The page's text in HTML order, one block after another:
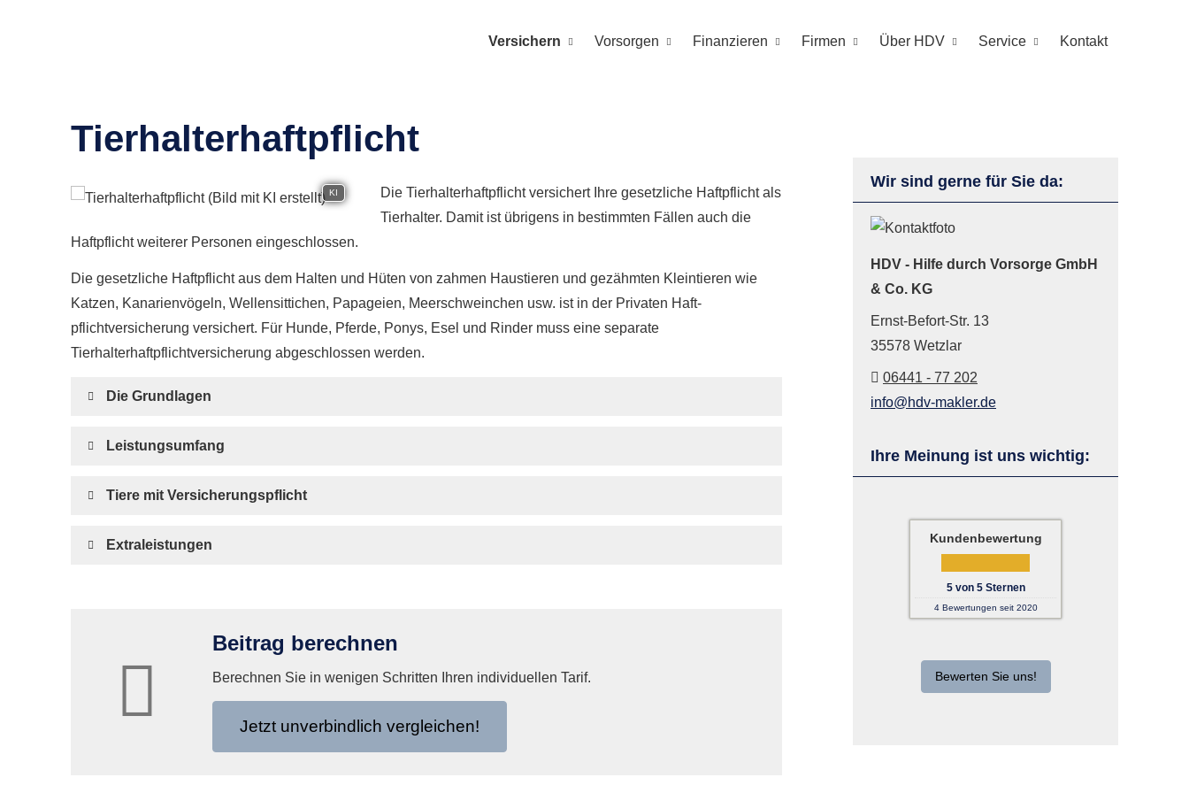
Versichern Vorsorgen Finanzieren Firmen Über HDV Service Kontakt
Wir sind gerne für Sie da:
HDV - Hilfe durch Vorsorge GmbH
& Co. KG
Ernst-Befort-Str. 13
35578 Wetzlar
06441 - 77 202
info@hdv-makler.de
Ihre Meinung ist uns wichtig:
Kundenbewertung
5von 5Sternen
4Bewertungen seit 2020
Bewerten Sie uns!
Tierhalterhaftpflicht
KI
Die Tierhalterhaftpflicht versichert Ihre gesetzliche Haft­pflicht als
Tierhalter. Damit ist übrigens in bestimmten Fällen auch die
Haft­pflicht weiterer Per­sonen eingeschlossen.
Die gesetzliche Haft­pflicht aus dem Halten und Hüten von zahmen Haustieren und gezähmten Kleintieren wie
Katzen, Kanarienvögeln, Wellensittichen, Papageien, Meerschweinchen usw. ist in der Privaten Haft­
pflichtversicherung versichert. Für Hunde, Pferde, Ponys, Esel und Rinder muss eine separate
Tierhalterhaftpflichtversicherung abgeschlossen werden.
Die Grundlagen
Leistungsumfang
Tiere mit Versicherungspflicht
Extraleistungen
Beitrag berechnen
Berechnen Sie in wenigen Schritten Ihren individuellen Tarif.
Jetzt unverbindlich ver­gleichen!